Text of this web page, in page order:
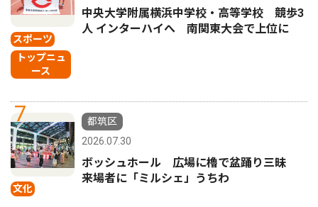
スポーツ
トップニュ
ース
中央大学附属横浜中学校・高等学校 競歩3
人 インターハイへ 南関東大会で上位に
7
文化
都筑区
2026.07.30
ボッシュホール 広場に櫓で盆踊り三昧
来場者に「ミルシェ」うちわ